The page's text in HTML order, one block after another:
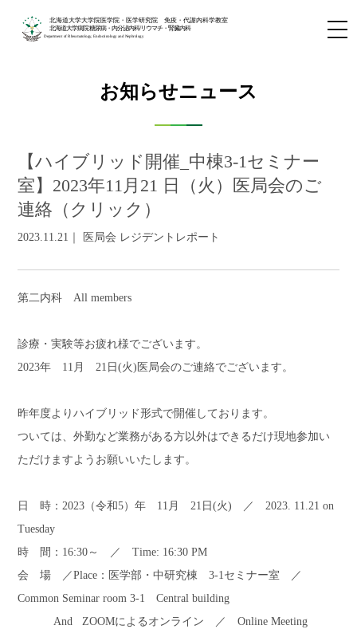
北海道大学大学院医学院・医学研究院 免疫・代謝内科学教室
北海道大学病院 糖尿病・内分泌内科/リウマチ・腎臓内科
Department of Rheumatology, Endocrinology and Nephrology
お知らせニュース
【ハイブリッド開催_中棟3-1セミナー
室】2023年11月21 日（火）医局会のご
連絡（クリック）
2023.11.21｜ 医局会 レジデントレポート
第二内科 All members
診療・実験等お疲れ様でございます。
2023年 11 月 21 日(火) 医局会のご連絡でございます。
昨年度よりハイブリッド形式で開催しております。
ついては、外勤など業務がある方以外はできるだけ現地参加い
ただけますようお願いいたします。
日 時： 2023 （令和5）年 11 月 21 日(火) ／ 2023. 11.21 on
Tuesday
時 間： 16:30 ～ ／ Time: 16:30 PM
会 場 ／Place：医学部・中研究棟 3-1セミナー室 ／
Common Seminar room 3-1 Central building
And ZOOMによるオンライン ／Online Meeting